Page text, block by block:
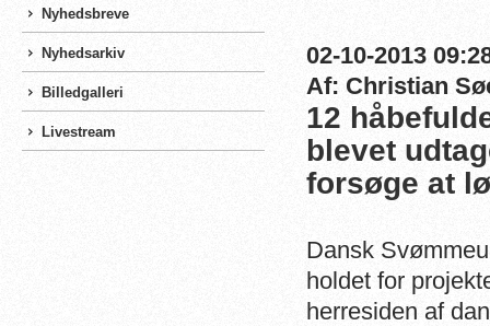
Nyhedsbreve
Nyhedsarkiv
Billedgalleri
Livestream
02-10-2013
Af: Christian
12
blevet
forsøge at
Dansk
holdet for
herresiden af